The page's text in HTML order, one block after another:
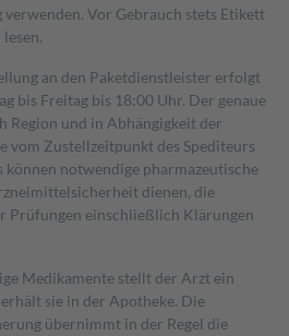
Vor Gebrauch stets Etikett
an den Paketdienstleister erfolgt
bis Freitag bis 18:00 Uhr. Der genaue
Region und in Abhängigkeit der
vom Zustellzeitpunkt des Spediteurs
können notwendige pharmazeutische
dienen, die
Prüfungen einschließlich Klärungen
Medikamente stellt der Arzt ein
sie in der Apotheke. Die
übernimmt in der Regel die